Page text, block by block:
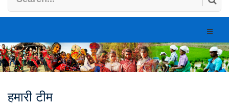
Toggle
हमारी टीम